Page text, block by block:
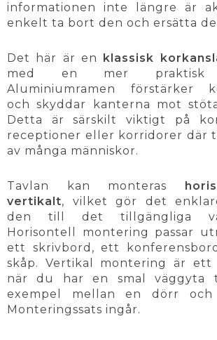
informationen inte längre är
enkelt ta bort den och ersätta
Det här är en klassisk
med en mer praktisk
Aluminiumramen förstärker
och skyddar kanterna mot
Detta är särskilt viktigt på
receptioner eller korridorer där
av många människor.
Tavlan kan monteras
vertikalt, vilket gör det
den till det tillgängliga
Horisontell montering passar
ett skrivbord, ett
skåp. Vertikal montering är ett
när du har en smal väggyta
exempel mellan en dörr och
Monteringssats ingår.